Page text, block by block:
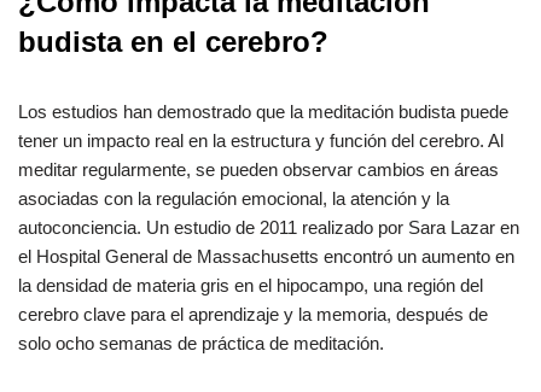
budista en el cerebro?
Los estudios han demostrado que la meditación budista puede
tener un impacto real en la estructura y función del cerebro. Al
meditar regularmente, se pueden observar cambios en áreas
asociadas con la regulación emocional, la atención y la
autoconciencia. Un estudio de 2011 realizado por Sara Lazar en
el Hospital General de Massachusetts encontró un aumento en
la densidad de materia gris en el hipocampo, una región del
cerebro clave para el aprendizaje y la memoria, después de
solo ocho semanas de práctica de meditación.